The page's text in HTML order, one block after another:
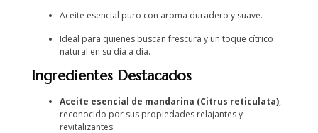
Aceite esencial puro con aroma duradero y suave.
Ideal para quienes buscan frescura y un toque cítrico
natural en su día a día.
Ingredientes Destacados
Aceite esencial de mandarina (Citrus reticulata),
reconocido por sus propiedades relajantes y
revitalizantes.